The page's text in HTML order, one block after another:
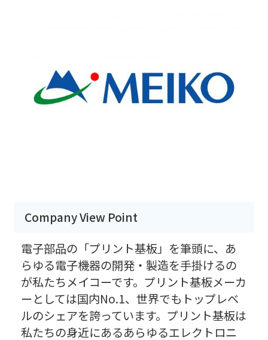
Company View Point
電子部品の「プリント基板」を筆頭に、あ
らゆる電子機器の開発・製造を手掛けるの
が私たちメイコーです。プリント基板メーカ
ーとしては国内No.1、世界でもトップレベ
ルのシェアを誇っています。プリント基板は
私たちの身近にあるあらゆるエレクトロニ